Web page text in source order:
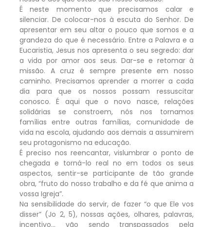
É neste momento que precisamos calar e
silenciar. De colocar-nos à escuta do Senhor. De
apresentar em seu altar o pouco que somos e a
grandeza do que é necessário. Entre a Palavra e a
Eucaristia, Jesus nos apresenta o seu segredo: dar
a vida por amor aos seus. Dar-se e retomar à
missão. A cruz é sempre presente em nosso
caminho. Precisamos aprender a morrer a cada
dia para que os nossos possam ressuscitar
conosco. É aqui que o novo nasce, relações
solidárias se constroem, nós nos tornamos
famílias entre outras famílias, comunidade de
vida na escola, ajudando aos demais a assumirem
seu protagonismo na educação.
É preciso nos reencantar, vislumbrar o ponto de
chegada e torná-lo real no em todos os seus
aspectos, sentir-se participante de tão grande
obra, “fruto do nosso trabalho e da fé que anima a
vossa Igreja”.
Na sensibilidade do servir, de fazer “o que Ele vos
disser” (Jo 2, 5), nossas ações, olhares, palavras,
incentivo… vão sendo transpassados pela